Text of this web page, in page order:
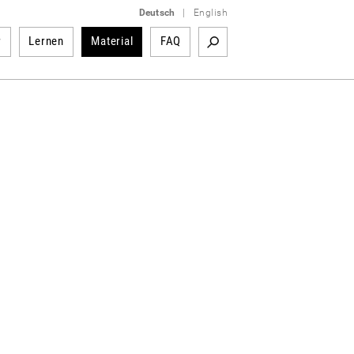
Deutsch English
Lernen Material FAQ